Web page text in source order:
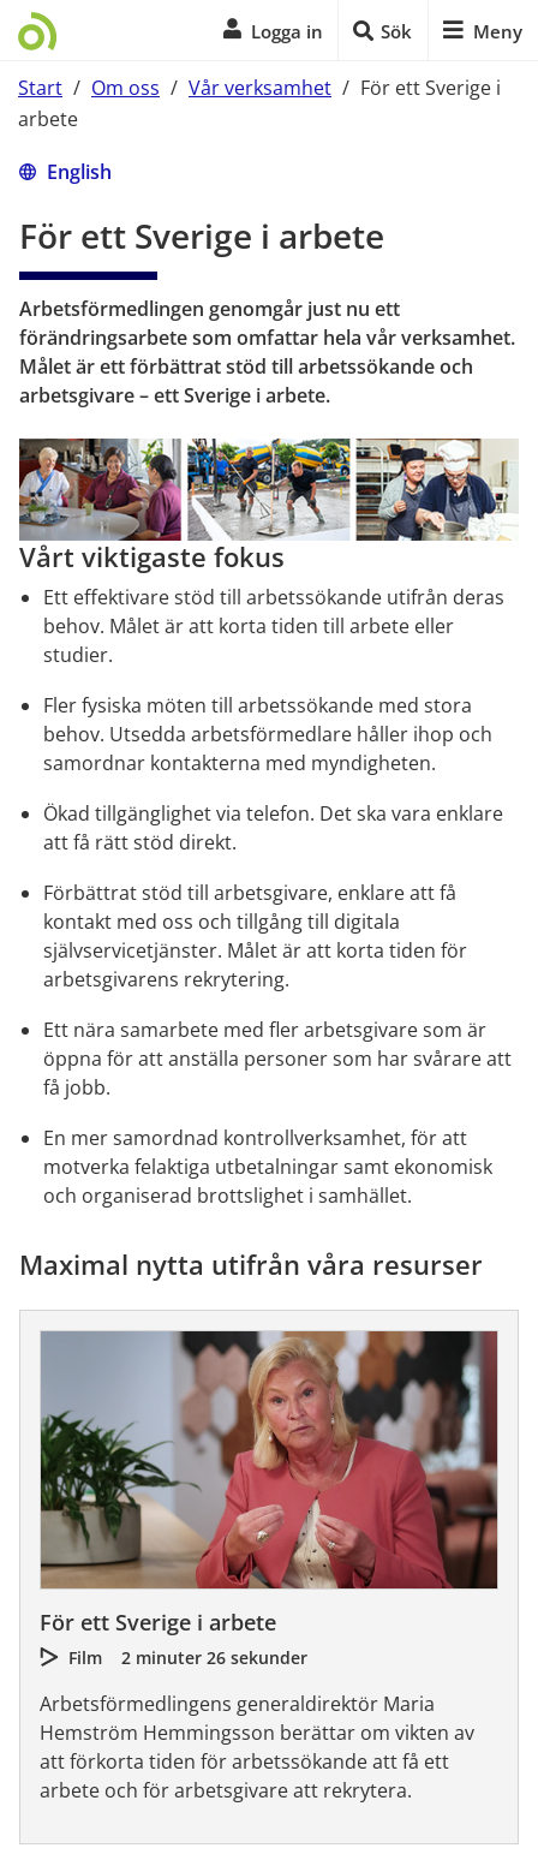
Logga in Sök Meny
Start / Om oss / Vår verksamhet / För ett Sverige i
arbete
Start på sidans huvudinnehåll
English
För ett Sverige i arbete
Arbetsförmedlingen genomgår just nu ett
förändringsarbete som omfattar hela vår verksamhet.
Målet är ett förbättrat stöd till arbetssökande och
arbetsgivare – ett Sverige i arbete.
Vårt viktigaste fokus
Ett effektivare stöd till arbetssökande utifrån deras
behov. Målet är att korta tiden till arbete eller
studier.
Fler fysiska möten till arbetssökande med stora
behov. Utsedda arbetsförmedlare håller ihop och
samordnar kontakterna med myndigheten.
Ökad tillgänglighet via telefon. Det ska vara enklare
att få rätt stöd direkt.
Förbättrat stöd till arbetsgivare, enklare att få
kontakt med oss och tillgång till digitala
självservicetjänster. Målet är att korta tiden för
arbetsgivarens rekrytering.
Ett nära samarbete med fler arbetsgivare som är
öppna för att anställa personer som har svårare att
få jobb.
En mer samordnad kontrollverksamhet, för att
motverka felaktiga utbetalningar samt ekonomisk
och organiserad brottslighet i samhället.
Maximal nytta utifrån våra resurser
För ett Sverige i arbete
Film 2 minuter 26 sekunder
Arbetsförmedlingens generaldirektör Maria
Hemström Hemmingsson berättar om vikten av
att förkorta tiden för arbetssökande att få ett
arbete och för arbetsgivare att rekrytera.